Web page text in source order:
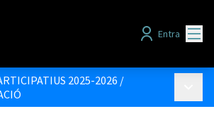
Entra
2025-2026 /